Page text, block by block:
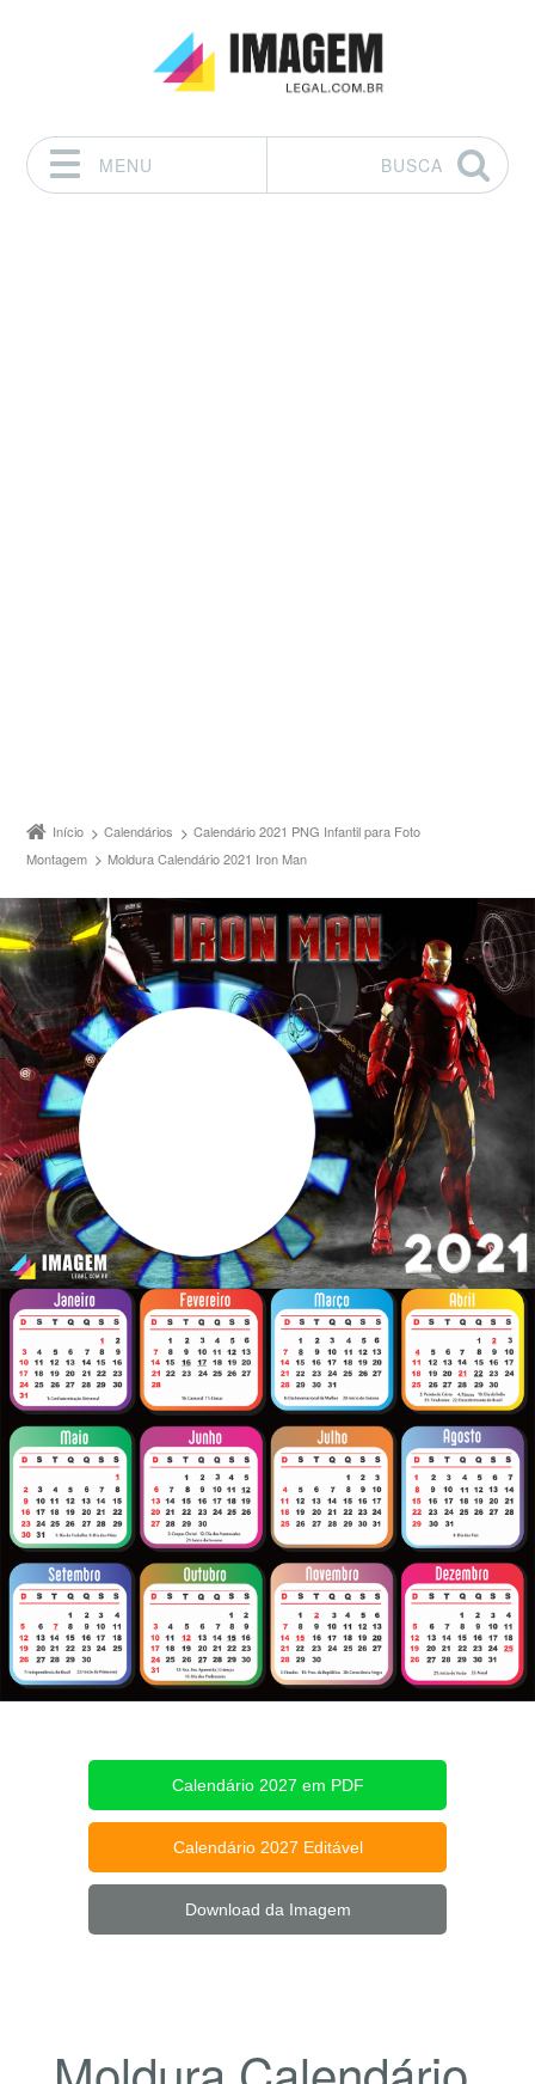
MENU
BUSCA
Início Calendários
Calendário 2021 PNG Infantil para Foto
Montagem
Moldura Calendário 2021 Iron Man
Calendário 2027 em PDF
Calendário 2027 Editável
Download da Imagem